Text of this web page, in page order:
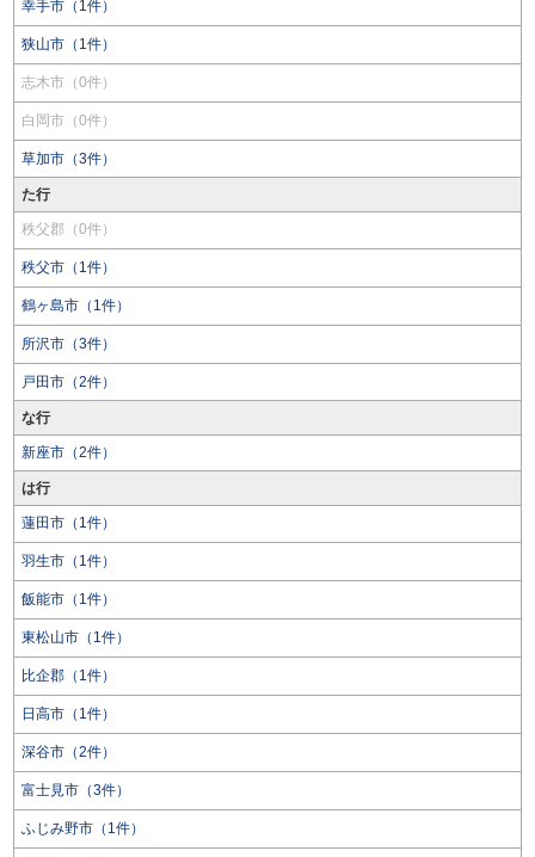
幸手市（1件）
狭山市（1件）
志木市（0件）
白岡市（0件）
草加市（3件）
た行
秩父郡（0件）
秩父市（1件）
鶴ヶ島市（1件）
所沢市（3件）
戸田市（2件）
な行
新座市（2件）
は行
蓮田市（1件）
羽生市（1件）
飯能市（1件）
東松山市（1件）
比企郡（1件）
日高市（1件）
深谷市（2件）
富士見市（3件）
ふじみ野市（1件）